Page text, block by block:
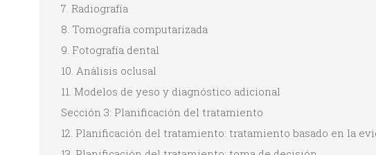
7. Radiografía
8. Tomografía computarizada
9. Fotografía dental
10. Análisis oclusal
11. Modelos de yeso y diagnóstico adicional
Sección 3: Planificación del tratamiento
12. Planificación del tratamiento: tratamiento basado en la